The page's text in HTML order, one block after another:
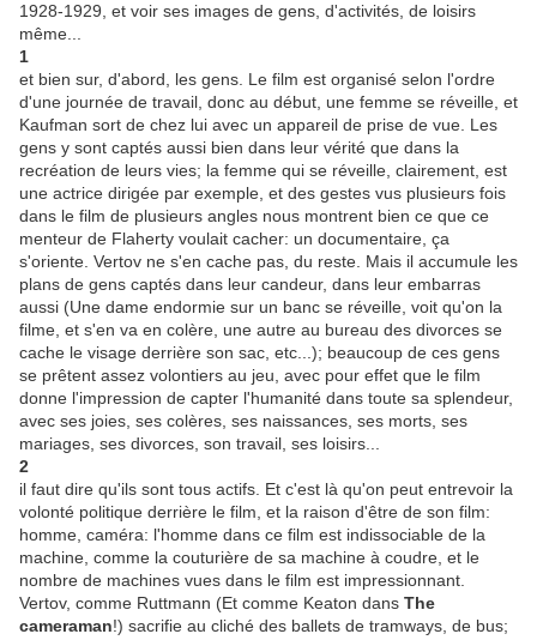
1928-1929, et voir ses images de gens, d'activités, de loisirs
même...
1
et bien sur, d'abord, les gens. Le film est organisé selon l'ordre
d'une journée de travail, donc au début, une femme se réveille, et
Kaufman sort de chez lui avec un appareil de prise de vue. Les
gens y sont captés aussi bien dans leur vérité que dans la
recréation de leurs vies; la femme qui se réveille, clairement, est
une actrice dirigée par exemple, et des gestes vus plusieurs fois
dans le film de plusieurs angles nous montrent bien ce que ce
menteur de Flaherty voulait cacher: un documentaire, ça
s'oriente. Vertov ne s'en cache pas, du reste. Mais il accumule les
plans de gens captés dans leur candeur, dans leur embarras
aussi (Une dame endormie sur un banc se réveille, voit qu'on la
filme, et s'en va en colère, une autre au bureau des divorces se
cache le visage derrière son sac, etc...); beaucoup de ces gens
se prêtent assez volontiers au jeu, avec pour effet que le film
donne l'impression de capter l'humanité dans toute sa splendeur,
avec ses joies, ses colères, ses naissances, ses morts, ses
mariages, ses divorces, son travail, ses loisirs...
2
il faut dire qu'ils sont tous actifs. Et c'est là qu'on peut entrevoir la
volonté politique derrière le film, et la raison d'être de son film:
homme, caméra: l'homme dans ce film est indissociable de la
machine, comme la couturière de sa machine à coudre, et le
nombre de machines vues dans le film est impressionnant.
Vertov, comme Ruttmann (Et comme Keaton dans The
cameraman!) sacrifie au cliché des ballets de tramways, de bus;